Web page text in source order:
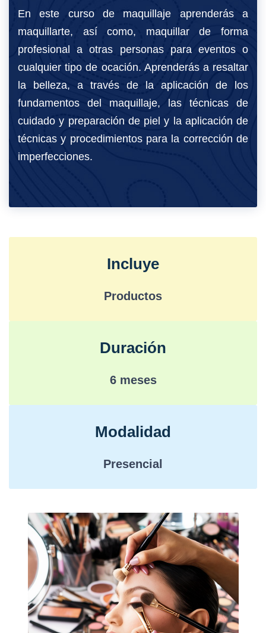
CONTACTOS
En este curso de maquillaje aprenderás a
maquillarte, así como, maquillar de forma
profesional a otras personas para eventos o
cualquier tipo de ocación. Aprenderás a resaltar
la belleza, a través de la aplicación de los
fundamentos del maquillaje, las técnicas de
cuidado y preparación de piel y la aplicación de
técnicas y procedimientos para la corrección de
imperfecciones.
Incluye
Productos
Duración
6 meses
Modalidad
Presencial